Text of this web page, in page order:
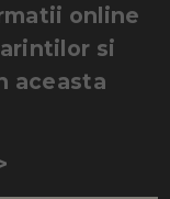
online
si
aceasta